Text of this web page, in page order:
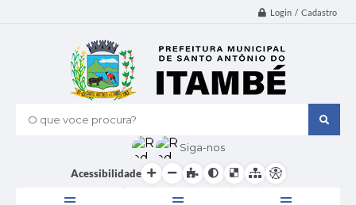
Login / Cadastro
O que voce procura?
Siga-nos
Acessibilidade